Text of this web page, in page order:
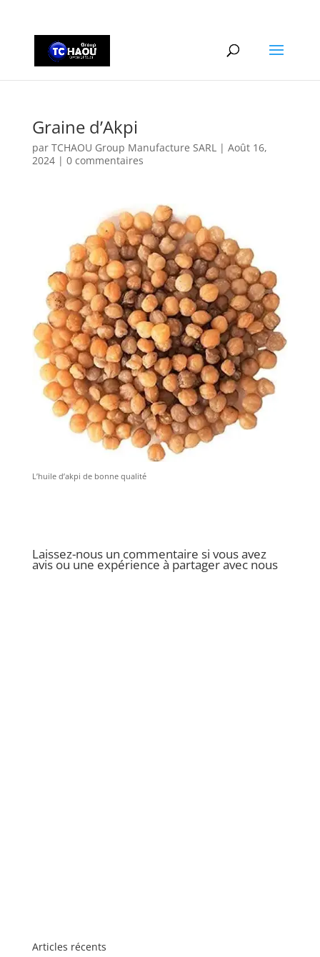
Graine d’Akpi
par TCHAOU Group Manufacture SARL| Août 16,
2024| 0 commentaires
L’huile d’akpi de bonne qualité
Laissez-nous un commentaire si vous avez
avis ou une expérience à partager avec nous
Articles récents